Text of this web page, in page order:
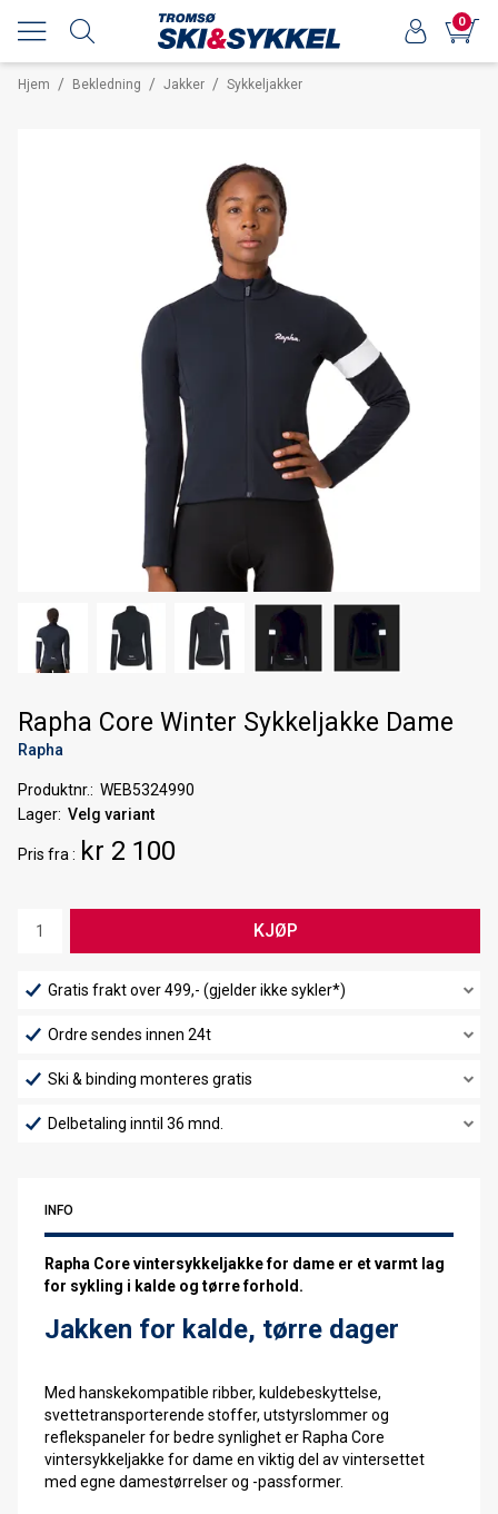
0
Hjem / Bekledning / Jakker / Sykkeljakker
Rapha Core Winter Sykkeljakke Dame
Rapha
Produktnr.
WEB5324990
Lager Velg variant
Pris fra kr 2 100
KJØP
Gratis frakt over 499,- (gjelder ikke sykler*)
Ordre sendes innen 24t
Ski & binding monteres gratis
Delbetaling inntil 36 mnd.
INFO
Rapha Core vintersykkeljakke for dame er et varmt lag
for sykling i kalde og tørre forhold.
Jakken for kalde, tørre dager
Med hanskekompatible ribber, kuldebeskyttelse,
svettetransporterende stoffer, utstyrslommer og
reflekspaneler for bedre synlighet er Rapha Core
vintersykkeljakke for dame en viktig del av vintersettet
med egne damestørrelser og -passformer.